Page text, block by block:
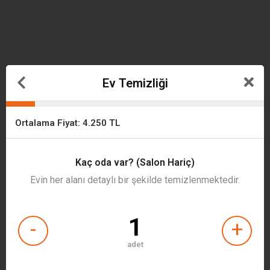
Ev Temizliği
Ortalama Fiyat: 4.250 TL
Kaç oda var? (Salon Hariç)
Evin her alanı detaylı bir şekilde temizlenmektedir.
- 1
adet
+